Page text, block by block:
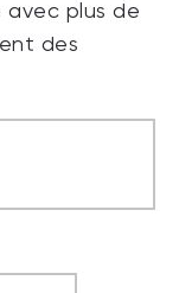
avec plus de
des